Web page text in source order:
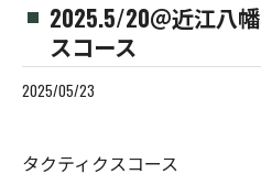
2025.5/20＠近江八
スコース
2025/05/23
タクティクスコース